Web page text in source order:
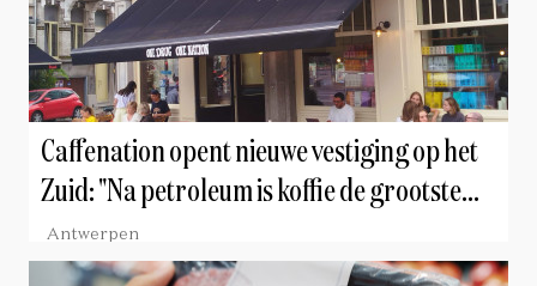
Caffenation opent nieuwe vestiging op het
Zuid: "Na petroleum is koffie de grootste
business ter wereld"
Antwerpen